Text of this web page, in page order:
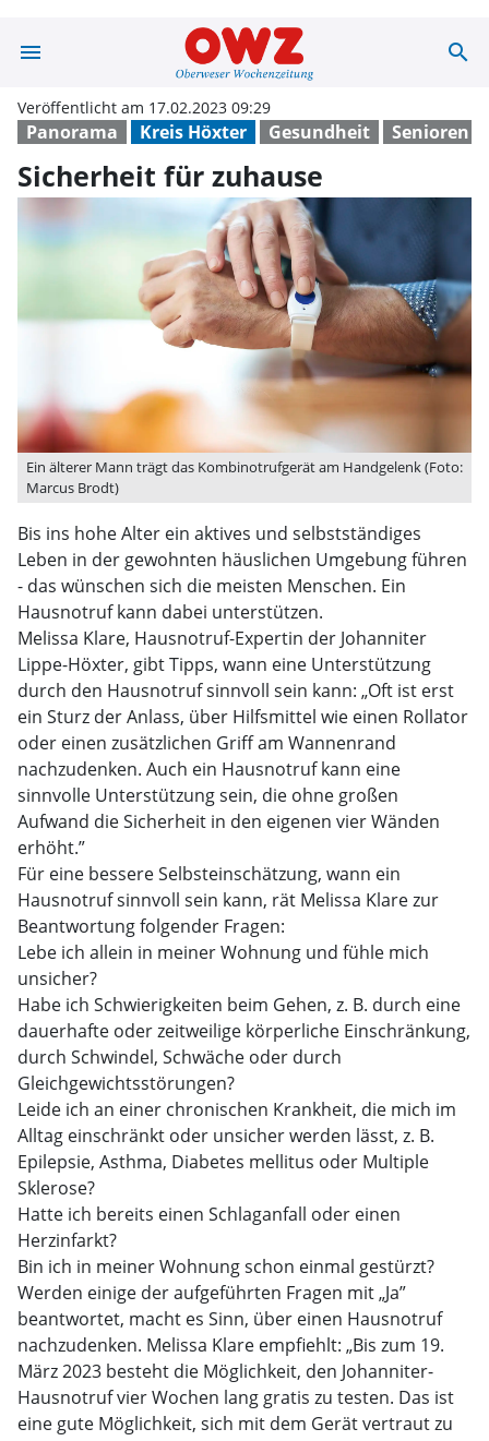
menu Sicherheit für search
Panorama Kreis Höxter Gesundheit Senioren
Veröffentlicht am 17.02.2023 09:29
Sicherheit für zuhause
Ein älterer Mann trägt das Kombinotrufgerät am Handgelenk (Foto:
Marcus Brodt)
Bis ins hohe Alter ein aktives und selbstständiges
Leben in der gewohnten häuslichen Umgebung führen
- das wünschen sich die meisten Menschen. Ein
Hausnotruf kann dabei unterstützen.
Melissa Klare, Hausnotruf-Expertin der Johanniter
Lippe-Höxter, gibt Tipps, wann eine Unterstützung
durch den Hausnotruf sinnvoll sein kann: „Oft ist erst
ein Sturz der Anlass, über Hilfsmittel wie einen Rollator
oder einen zusätzlichen Griff am Wannenrand
nachzudenken. Auch ein Hausnotruf kann eine
sinnvolle Unterstützung sein, die ohne großen
Aufwand die Sicherheit in den eigenen vier Wänden
erhöht.”
Für eine bessere Selbsteinschätzung, wann ein
Hausnotruf sinnvoll sein kann, rät Melissa Klare zur
Beantwortung folgender Fragen:
Lebe ich allein in meiner Wohnung und fühle mich
unsicher?
Habe ich Schwierigkeiten beim Gehen, z. B. durch eine
dauerhafte oder zeitweilige körperliche Einschränkung,
durch Schwindel, Schwäche oder durch
Gleichgewichtsstörungen?
Leide ich an einer chronischen Krankheit, die mich im
Alltag einschränkt oder unsicher werden lässt, z. B.
Epilepsie, Asthma, Diabetes mellitus oder Multiple
Sklerose?
Hatte ich bereits einen Schlaganfall oder einen
Herzinfarkt?
Bin ich in meiner Wohnung schon einmal gestürzt?
Werden einige der aufgeführten Fragen mit „Ja”
beantwortet, macht es Sinn, über einen Hausnotruf
nachzudenken. Melissa Klare empfiehlt: „Bis zum 19.
März 2023 besteht die Möglichkeit, den Johanniter-
Hausnotruf vier Wochen lang gratis zu testen. Das ist
eine gute Möglichkeit, sich mit dem Gerät vertraut zu